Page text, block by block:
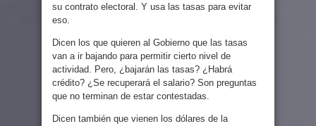
su contrato electoral. Y usa las tasas para evitar
eso.
Dicen los que quieren al Gobierno que las tasas
van a ir bajando para permitir cierto nivel de
actividad. Pero, ¿bajarán las tasas? ¿Habrá
crédito? ¿Se recuperará el salario? Son preguntas
que no terminan de estar contestadas.
Dicen también que vienen los dólares de la